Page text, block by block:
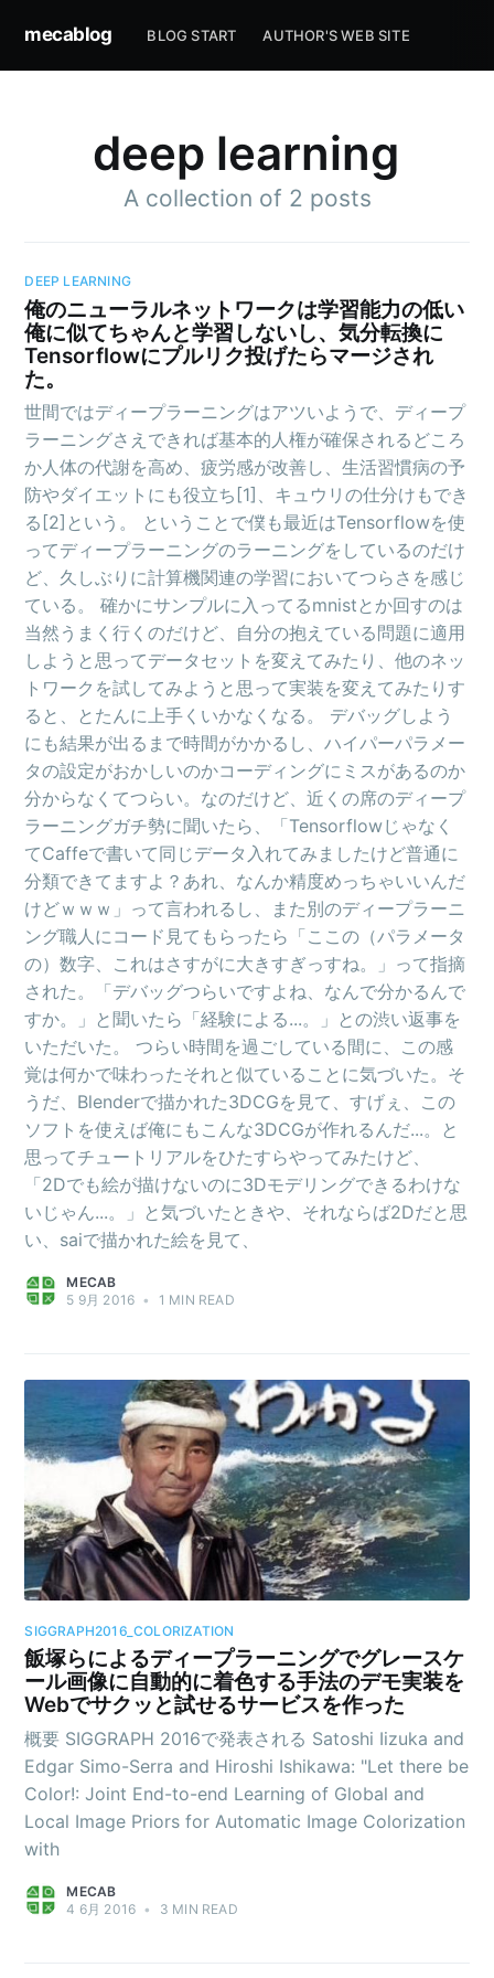
mecablog BLOG START AUTHOR'S WEB SITE
deep learning
A collection of 2 posts
DEEP LEARNING
俺のニューラルネットワークは学習能力の低い
俺に似てちゃんと学習しないし、気分転換に
Tensorflowにプルリク投げたらマージされ
た。
世間ではディープラーニングはアツいようで、ディープ
ラーニングさえできれば基本的人権が確保されるどころ
か人体の代謝を高め、疲労感が改善し、生活習慣病の予
防やダイエットにも役立ち[1]、キュウリの仕分けもでき
る[2]という。 ということで僕も最近はTensorflowを使
ってディープラーニングのラーニングをしているのだけ
ど、久しぶりに計算機関連の学習においてつらさを感じ
ている。 確かにサンプルに入ってるmnistとか回すのは
当然うまく行くのだけど、自分の抱えている問題に適用
しようと思ってデータセットを変えてみたり、他のネッ
トワークを試してみようと思って実装を変えてみたりす
ると、とたんに上手くいかなくなる。 デバッグしよう
にも結果が出るまで時間がかかるし、ハイパーパラメー
タの設定がおかしいのかコーディングにミスがあるのか
分からなくてつらい。なのだけど、近くの席のディープ
ラーニングガチ勢に聞いたら、「Tensorflowじゃなく
てCaffeで書いて同じデータ入れてみましたけど普通に
分類できてますよ？あれ、なんか精度めっちゃいいんだ
けどｗｗｗ」って言われるし、また別のディープラーニ
ング職人にコード見てもらったら「ここの（パラメータ
の）数字、これはさすがに大きすぎっすね。」って指摘
された。「デバッグつらいですよね、なんで分かるんで
すか。」と聞いたら「経験による...。」との渋い返事を
いただいた。 つらい時間を過ごしている間に、この感
覚は何かで味わったそれと似ていることに気づいた。そ
うだ、Blenderで描かれた3DCGを見て、すげぇ、この
ソフトを使えば俺にもこんな3DCGが作れるんだ...。と
思ってチュートリアルをひたすらやってみたけど、
「2Dでも絵が描けないのに3Dモデリングできるわけな
いじゃん...。」と気づいたときや、それならば2Dだと思
い、saiで描かれた絵を見て、
MECAB
5 9月 2016 • 1 MIN READ
SIGGRAPH2016_COLORIZATION
飯塚らによるディープラーニングでグレースケ
ール画像に自動的に着色する手法のデモ実装を
Webでサクッと試せるサービスを作った
概要 SIGGRAPH 2016で発表される Satoshi Iizuka and
Edgar Simo-Serra and Hiroshi Ishikawa: "Let there be
Color!: Joint End-to-end Learning of Global and
Local Image Priors for Automatic Image Colorization
with
MECAB
4 6月 2016 • 3 MIN READ